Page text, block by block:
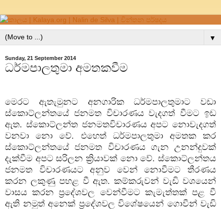
▼
Sunday, 21 September 2014
ධර්මපාලතුමා අමතකවීම
මෙරට ඇතැමුනට අනගාරික ධර්මපාලතුමාට වඩා
ස්කොට්ලන්තයේ ජනමත විචාරණය වැදගත් වීමට ඉඩ
ඇත. ස්කොට්ලන්ත ජනමතවිචාරණය අපට නොවැදගත්
වනවා නො වේ. එහෙත් ධර්මපාලතුමා අමතක කර
ස්කොට්ලන්තයේ ජනමත විචාරණය ගැන උනන්දුවක්
දැක්වීම අපට සරිලන ක්‍රියාවක් නො වේ. ස්කොට්ලන්තය
ජනමත විචාරණයට අනුව වෙන් නොවීමට තීරණය
කරන ලකුණු පහළ වී ඇත. කම්කරුවන් වැඩි වශයෙන්
වාසය කරන ප්‍රදේශවල වෙන්වීමට කැමැත්තක් පළ වී
ඇති නමුත් අනෙක් ප්‍රදේශවල විශේෂයෙන් ගොවීන් වැඩි